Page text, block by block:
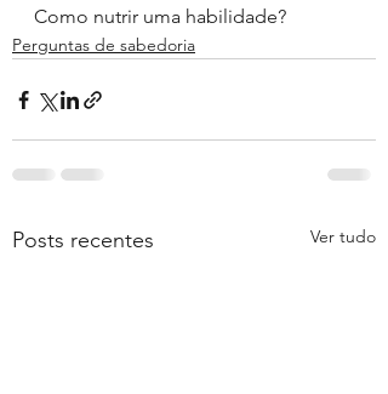
Como nutrir uma habilidade?
Perguntas de sabedoria
Posts recentes Ver tudo